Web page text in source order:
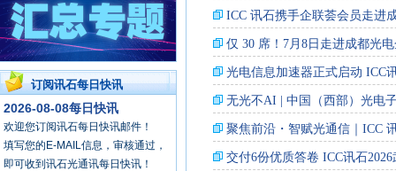
订阅讯石每日快讯
2026-08-08每日快讯
欢迎您订阅讯石每日快讯邮件！
填写您的E-MAIL信息，审核通过，
即可收到讯石光通讯每日快讯！